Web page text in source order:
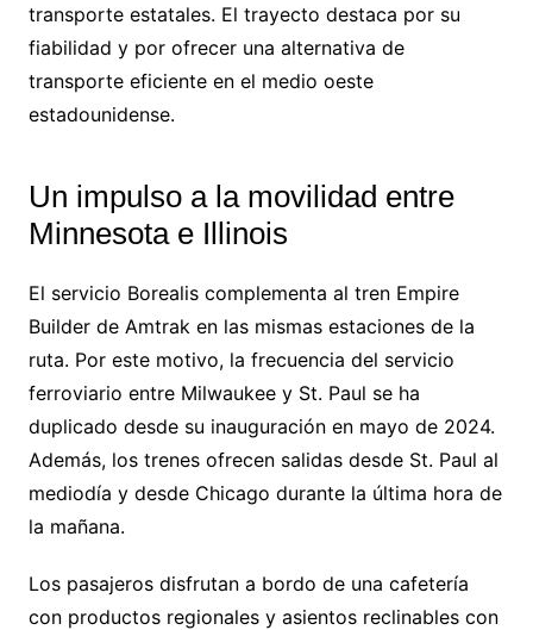
transporte estatales. El trayecto destaca por su
fiabilidad y por ofrecer una alternativa de
transporte eficiente en el medio oeste
estadounidense.
Un impulso a la movilidad entre
Minnesota e Illinois
El servicio Borealis complementa al tren Empire
Builder de Amtrak en las mismas estaciones de la
ruta. Por este motivo, la frecuencia del servicio
ferroviario entre Milwaukee y St. Paul se ha
duplicado desde su inauguración en mayo de 2024.
Además, los trenes ofrecen salidas desde St. Paul al
mediodía y desde Chicago durante la última hora de
la mañana.
Los pasajeros disfrutan a bordo de una cafetería
con productos regionales y asientos reclinables con